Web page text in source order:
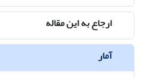
ارجاع به این مقاله
آمار